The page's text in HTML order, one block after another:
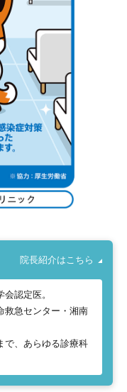
院長紹介はこちら
認定医。
救急センター・湘南
で、あらゆる診療科